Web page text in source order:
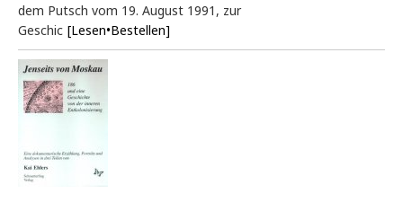
dem Putsch vom 19. August 1991, zur
Geschic [Lesen•Bestellen]